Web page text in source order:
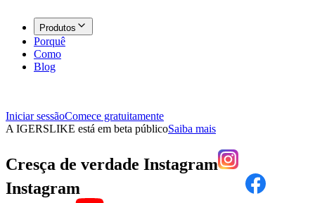
Produtos
Porquê
Como
Blog
Iniciar sessãoComece gratuitamente
A IGERSLIKE está em beta públicoSaiba mais
Cresça de verdade Instagram
Instagram